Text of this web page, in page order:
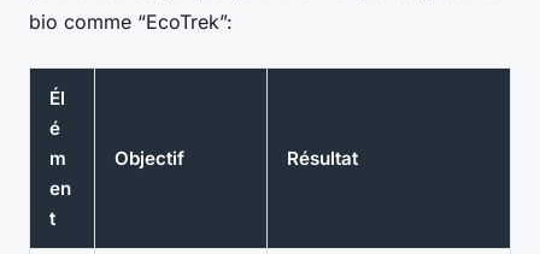
bio comme “EcoTrek”:
Él
é
m
en
t
Objectif Résultat